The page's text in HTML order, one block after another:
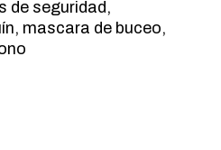
de seguridad,
mascara de buceo,